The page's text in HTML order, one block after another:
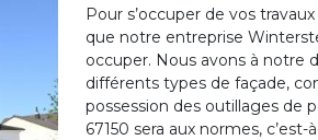
Pour s’occuper de vos
que notre entreprise
occuper. Nous avons à notre
différents types de façade,
possession des outillages de
67150 sera aux normes,